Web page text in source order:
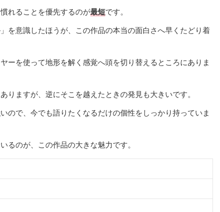
れることを優先するのが最短です。
を意識したほうが、この作品の本当の面白さへ早くたどり着
ーを使って地形を解く感覚へ頭を切り替えるところにありま
ますが、逆にそこを越えたときの発見も大きいです。
ので、今でも語りたくなるだけの個性をしっかり持っていま
るのが、この作品の大きな魅力です。